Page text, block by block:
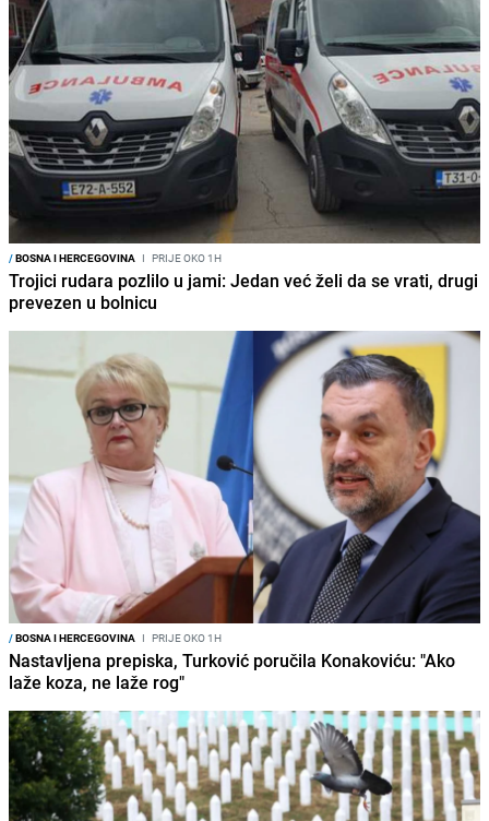
/BOSNA I HERCEGOVINA I PRIJE OKO 1H
Trojici rudara pozlilo u jami: Jedan već želi da se vrati, drugi
prevezen u bolnicu
/BOSNA I HERCEGOVINA I PRIJE OKO 1H
Nastavljena prepiska, Turković poručila Konakoviću: "Ako
laže koza, ne laže rog"